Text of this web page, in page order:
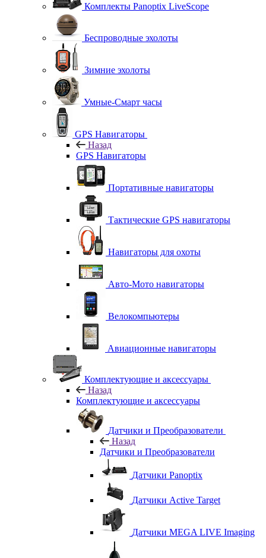
Комплекты Panoptix LiveScope
Беспроводные эхолоты
Зимние эхолоты
Умные-Смарт часы
GPS Навигаторы
Назад
GPS Навигаторы
Портативные навигаторы
Тактические GPS навигаторы
Навигаторы для охоты
Авто-Мото навигаторы
Велокомпьютеры
Авиационные навигаторы
Комплектующие и аксессуары
Назад
Комплектующие и аксессуары
Датчики и Преобразователи
Назад
Датчики и Преобразователи
Датчики Panoptix
Датчики Active Target
Датчики MEGA LIVE Imaging